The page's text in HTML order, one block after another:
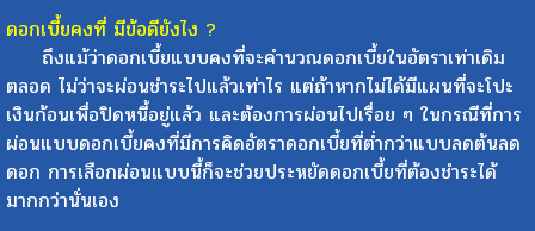
ดอกเบี้ยคงที่ มีข้อดียังไง ?
ถึงแม้ว่าดอกเบี้ยแบบคงที่จะคำนวณดอกเบี้ยในอัตราเท่าเดิม
ตลอด ไม่ว่าจะผ่อนชำระไปแล้วเท่าไร แต่ถ้าหากไม่ได้มีแผนที่จะโปะ
เงินก้อนเพื่อปิดหนี้อยู่แล้ว และต้องการผ่อนไปเรื่อย ๆ ในกรณีที่การ
ผ่อนแบบดอกเบี้ยคงที่มีการคิดอัตราดอกเบี้ยที่ต่ำกว่าแบบลดต้นลด
ดอก การเลือกผ่อนแบบนี้ก็จะช่วยประหยัดดอกเบี้ยที่ต้องชำระได้
มากกว่านั่นเอง